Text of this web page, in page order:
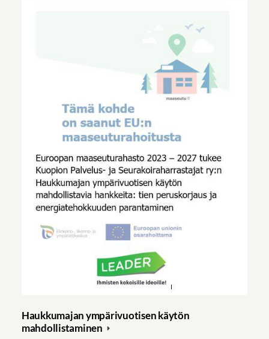
Haukkumajan ympärivuotisen käytön
mahdollistaminen